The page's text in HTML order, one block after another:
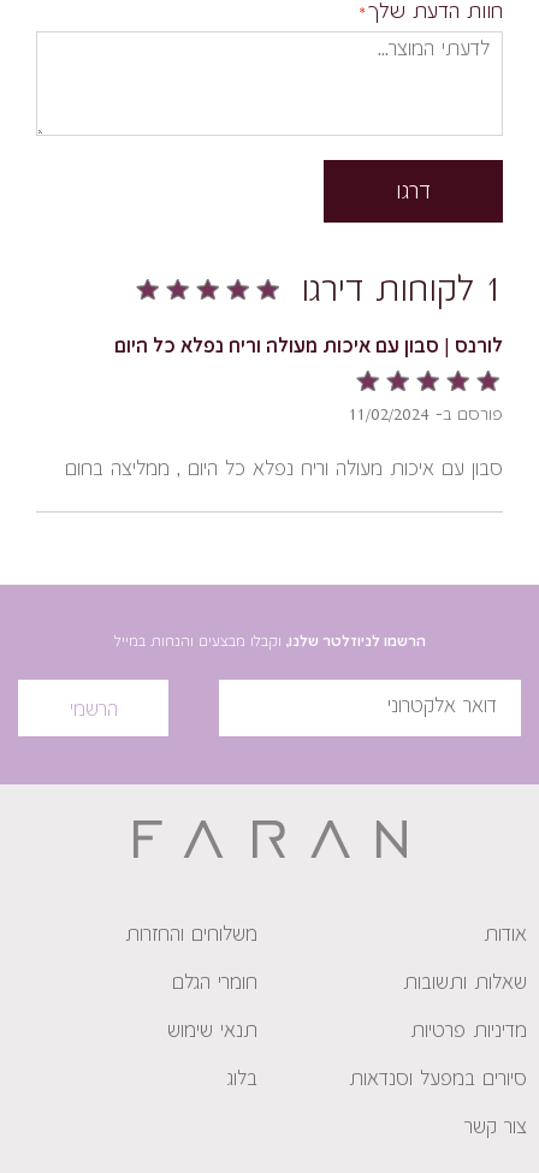
חוות הדעת שלך
דרגו
1 לקוחות דירגו
לורנס | סבון עם איכות מעולה וריח נפלא כל היום
פורסם ב- 11/02/2024
סבון עם איכות מעולה וריח נפלא כל היום , ממליצה בחום
הרשמו לניוזלטר שלנו, וקבלו מבצעים והנחות במייל
הרשמי
אודות משלוחים והחזרות
שאלות ותשובות חומרי הגלם
מדיניות פרטיות תנאי שימוש
סיורים במפעל וסנדאות בלוג
צור קשר